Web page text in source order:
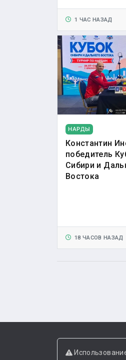
1 ЧАС НАЗАД
НАРДЫ
Константин
победитель
Сибири и
Востока
18 ЧАСОВ НАЗАД